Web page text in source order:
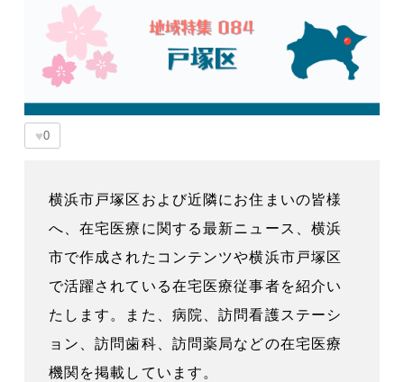
♥0
横浜市戸塚区および近隣にお住まいの皆様
へ、在宅医療に関する最新ニュース、横浜
市で作成されたコンテンツや横浜市戸塚区
で活躍されている在宅医療従事者を紹介い
たします。また、病院、訪問看護ステーシ
ョン、訪問歯科、訪問薬局などの在宅医療
機関を掲載しています。